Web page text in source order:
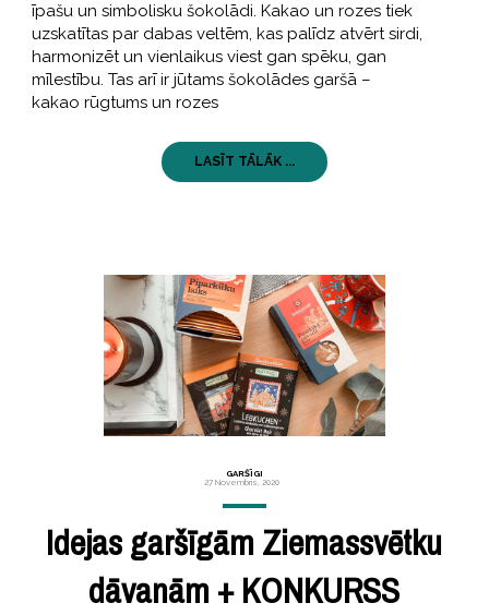
īpašu un simbolisku šokolādi. Kakao un rozes tiek
uzskatītas par dabas veltēm, kas palīdz atvērt sirdi,
harmonizēt un vienlaikus viest gan spēku, gan
mīlestību. Tas arī ir jūtams šokolādes garšā –
kakao rūgtums un rozes
LASĪT TĀLĀK ...
GARŠĪGI
27 Novembris, 2020
Idejas garšīgām Ziemassvētku
dāvanām + KONKURSS